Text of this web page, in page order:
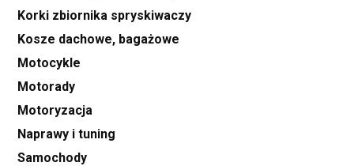
Korki zbiornika spryskiwaczy
Kosze dachowe, bagażowe
Motocykle
Motorady
Motoryzacja
Naprawy i tuning
Samochody